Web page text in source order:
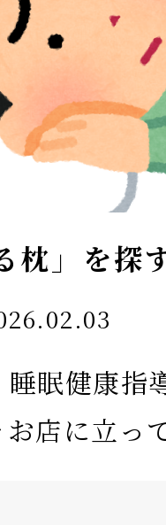
枕」を探
睡眠健康指
お店に立っ